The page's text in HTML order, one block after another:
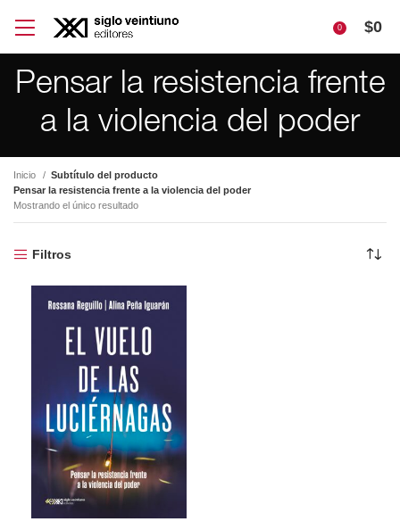
0 $0
Pensar la resistencia frente
a la violencia del poder
Inicio
Subtítulo del producto
Pensar la resistencia frente a la violencia del poder
Mostrando el único resultado
Filtros